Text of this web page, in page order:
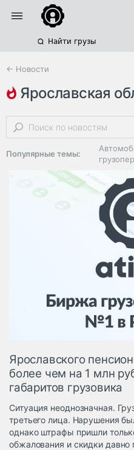
Найти грузы
← Новости
ярославская
ремонт дорог
Популярные темы:
ЭДО, ИТ
Дороги,
опасные
Склады и
Ярославского
более чем на 1 млн
габаритов грузовика
Ситуация неоднозначная.
третьего лица. Нарушения
однако штрафы пришли
обжалования и скидки